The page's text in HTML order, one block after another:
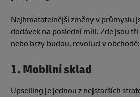
Nejhmatatelnější změny v průmyslu
dodávek na poslední míli. Zde jsou
nebo brzy budou, revoluci v obchodě:
1. Mobilní sklad
Upselling je jednou z nejstarších